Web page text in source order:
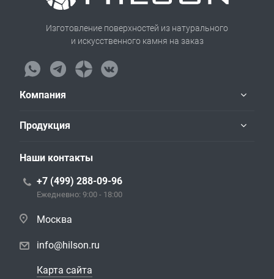
Изготовление поверхностей из натурального
и искусственного камня на заказ
Компания
Продукция
Наши контакты
+7 (499) 288-09-96
Ежедневно: 9:00 - 18:00
Москва
info@hilson.ru
Карта сайта